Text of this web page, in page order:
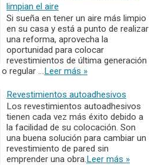
limpian el aire
Si sueña en tener un aire más limpio
en su casa y está a punto de realizar
una reforma, aprovecha la
oportunidad para colocar
revestimientos de última generación
regular …Leer más »
Revestimientos autoadhesivos
Los revestimientos autoadhesivos
tienen cada vez más éxito debido a
la facilidad de su colocación. Son
una buena solución para cambiar un
revestimiento de pared sin
emprender una obra.Leer más »